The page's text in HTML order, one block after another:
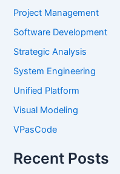
Project Management
Software Development
Strategic Analysis
System Engineering
Unified Platform
Visual Modeling
VPasCode
Recent Posts